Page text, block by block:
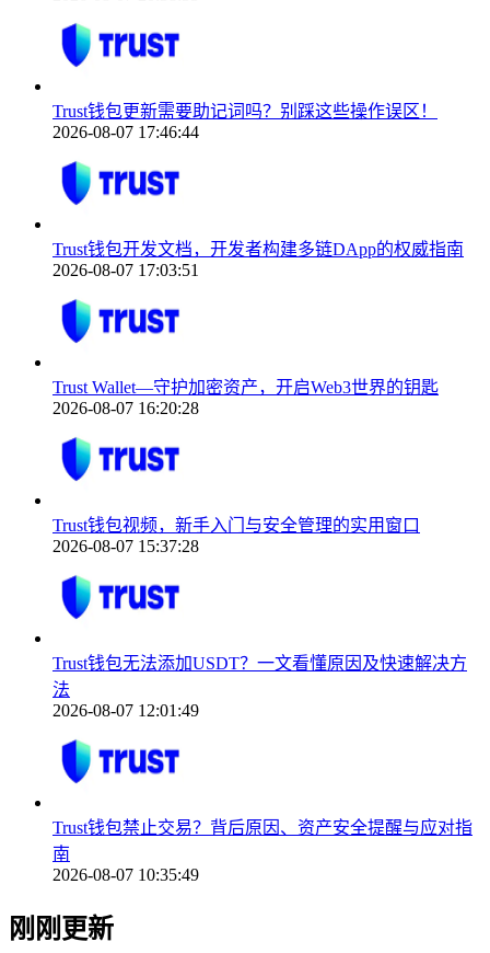
Trust钱包更新需要助记词吗？别踩这些操作误区！
2026-08-07 17:46:44
Trust钱包开发文档，开发者构建多链DApp的权威指南
2026-08-07 17:03:51
Trust Wallet—守护加密资产，开启Web3世界的钥匙
2026-08-07 16:20:28
Trust钱包视频，新手入门与安全管理的实用窗口
2026-08-07 15:37:28
Trust钱包无法添加USDT？一文看懂原因及快速解决方
法
2026-08-07 12:01:49
Trust钱包禁止交易？背后原因、资产安全提醒与应对指
南
2026-08-07 10:35:49
刚刚更新